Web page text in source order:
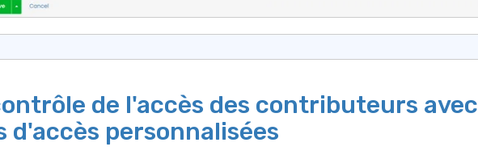
de l'accès des contributeurs avec
d'accès personnalisées